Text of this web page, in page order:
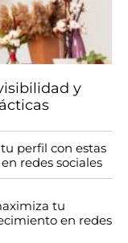
y
perfil con estas
redes sociales
tu
en redes